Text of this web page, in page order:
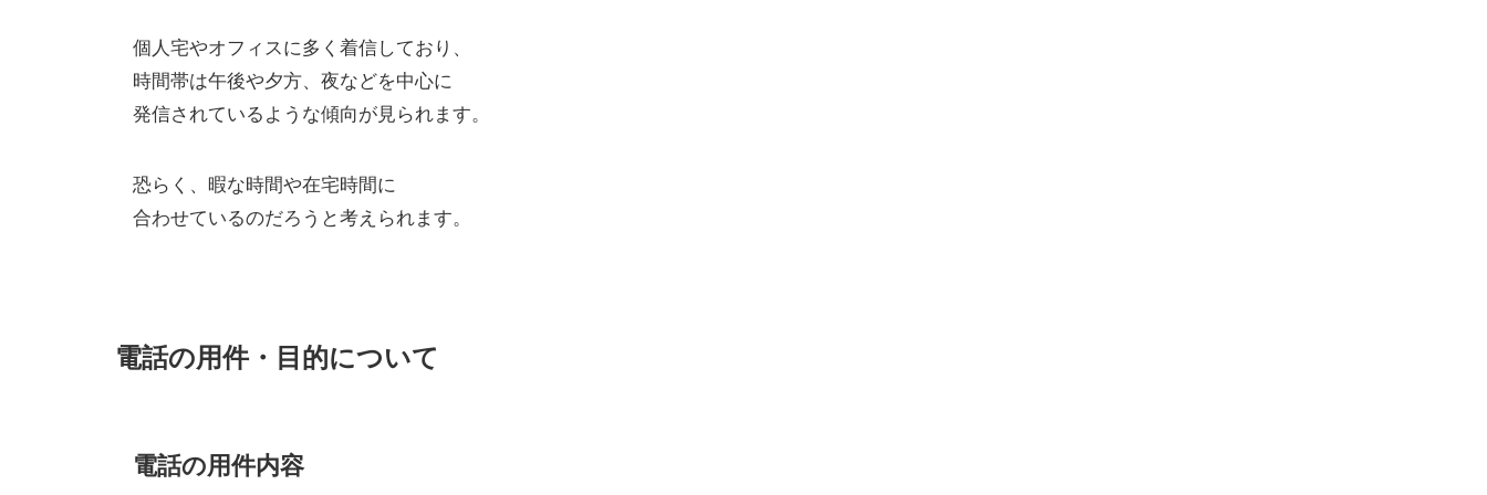
個人宅やオフィスに多く着信しており、
時間帯は午後や夕方、夜などを中心に
発信されているような傾向が見られます。
恐らく、暇な時間や在宅時間に
合わせているのだろうと考えられます。
電話の用件・目的について
電話の用件内容